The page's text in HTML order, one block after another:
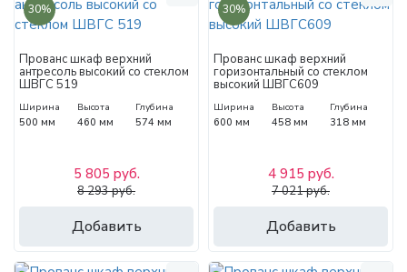
30%
Прованс шкаф верхний
антресоль высокий со стеклом
ШВГС 519
Ширина
500 мм
Высота
460 мм
Глубина
574 мм
Добавить
5 805 руб.
8 293 руб.
30%
Прованс шкаф верхний
горизонтальный со стеклом
высокий ШВГС609
Ширина
600 мм
Высота
458 мм
Глубина
318 мм
Добавить
4 915 руб.
7 021 руб.